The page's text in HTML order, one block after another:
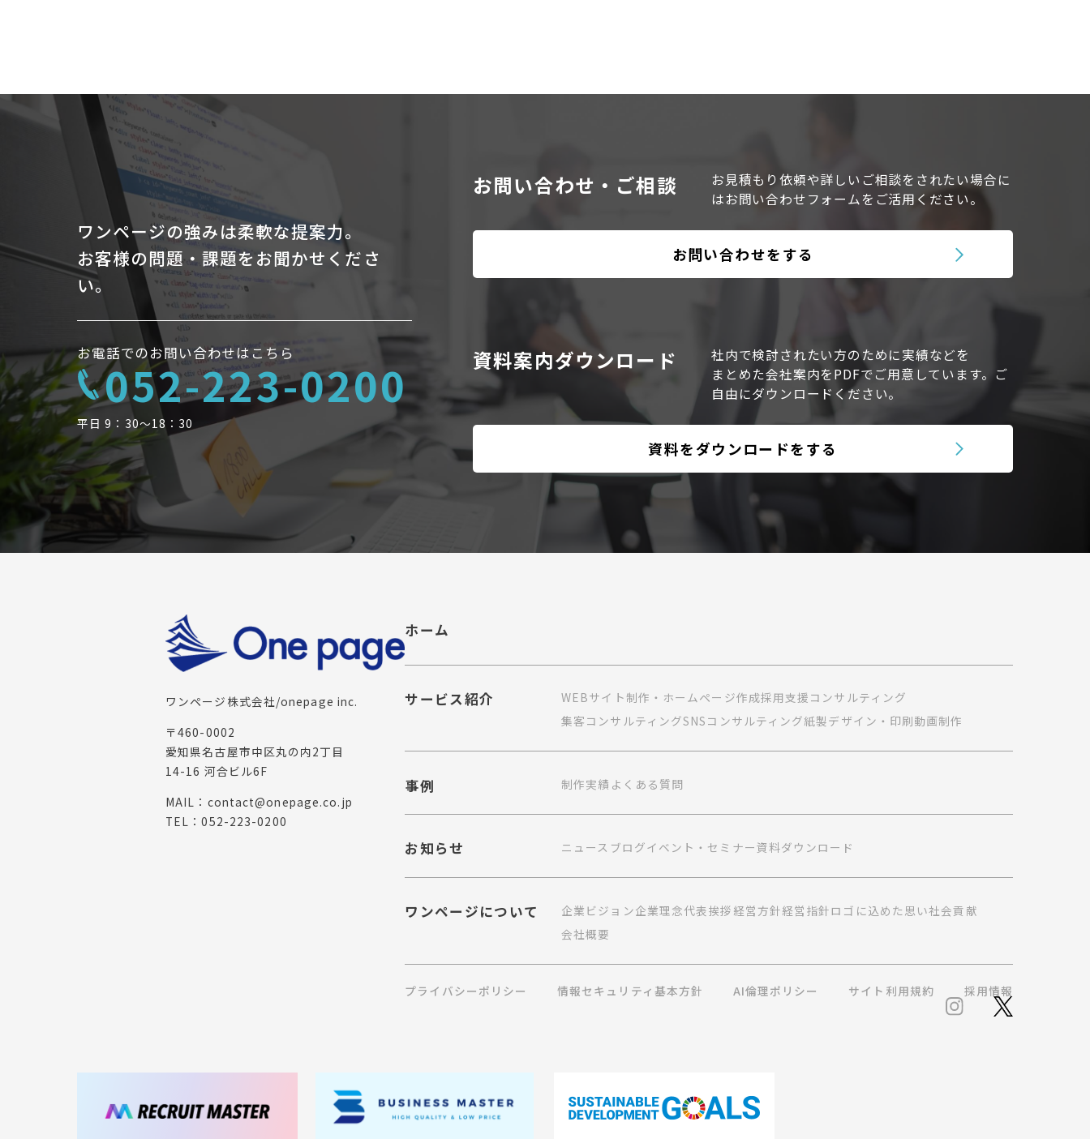
ワンページの強みは柔軟な提案力。
お客様の問題・課題をお聞かせくださ
い。
お電話でのお問い合わせはこちら
052-223-0200
平日 9：30〜18：30
お問い合わせ・ご相談
お見積もり依頼や詳しいご相談をされたい場合に
はお問い合わせフォームを ご活用ください。
お問い合わせをする
資料案内ダウンロード
社内で検討されたい方のために実績などを
まとめた会社案内をPDFでご用意しています。 ご
自由にダウンロードください。
資料をダウンロードをする
ホーム
サービス紹介 WEBサイト制作・ホームページ作成採用支援コンサルティング
集客コンサルティングSNSコンサルティング紙製デザイン・印刷動画制作
事例 制作実績 よくある質問
お知らせ ニュース ブログイベント・セミナー資料ダウンロード
ワンページについて 企業ビジョン企業理念代表挨拶 経営方針経営指針ロゴに込めた思い社会貢献
会社概要
プライバシーポリシー 情報セキュリティ基本方針 AI倫理ポリシー サイト利用規約 採用情報
ワンページ株式会社/onepage inc.
〒460-0002
愛知県名古屋市中区丸の内2丁目
14-16 河合ビル6F
MAIL： contact@onepage.co.jp
TEL：052-223-0200